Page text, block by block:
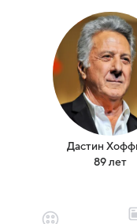
Дастин
89 лет